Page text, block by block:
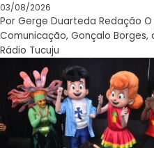
03/08/2026
Por Gerge Duarteda Redação
Comunicação, Gonçalo
Rádio Tucuju